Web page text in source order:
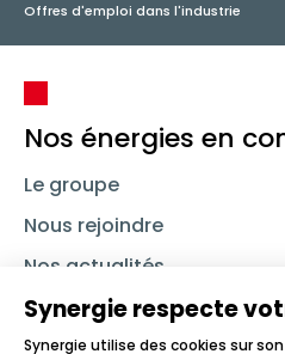
Offres d'emploi dans l'industrie
Nos énergies en
Le groupe
Nous rejoindre
Nos actualités
Nous contacter